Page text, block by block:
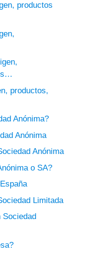
productos
productos,
Anónima?
Anónima
Anónima
o SA?
Limitada
Sociedad